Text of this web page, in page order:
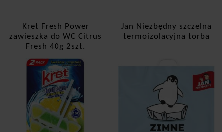
Kret Fresh Power
zawieszka do WC Citrus
Fresh 40g 2szt.
Jan Niezbędny szczelna
termoizolacyjna torba